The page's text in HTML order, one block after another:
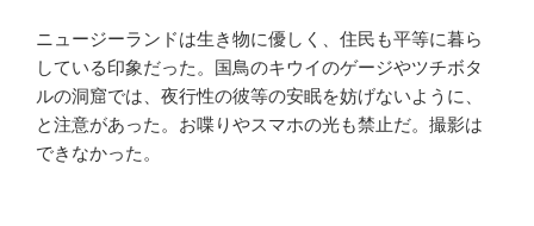
ニュージーランドは生き物に優しく、住民も平等に暮ら
している印象だった。国鳥のキウイのゲージやツチボタ
ルの洞窟では、夜行性の彼等の安眠を妨げないように、
と注意があった。お喋りやスマホの光も禁止だ。撮影は
できなかった。